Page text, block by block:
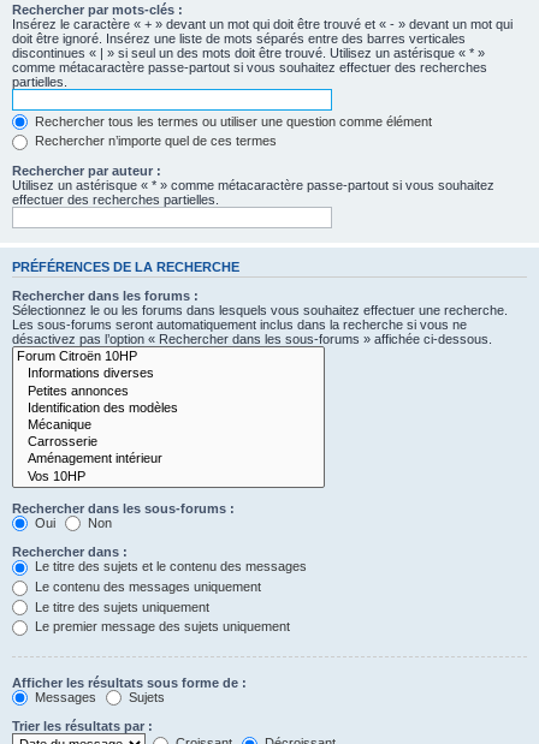
Rechercher par mots-clés :
Insérez le caractère « + » devant un mot qui doit être trouvé et « - » devant un mot qui
doit être ignoré. Insérez une liste de mots séparés entre des barres verticales
discontinues « | » si seul un des mots doit être trouvé. Utilisez un astérisque « * »
comme métacaractère passe-partout si vous souhaitez effectuer des recherches
partielles.
Rechercher tous les termes ou utiliser une question comme élément
Rechercher n’importe quel de ces termes
Rechercher par auteur :
Utilisez un astérisque « * » comme métacaractère passe-partout si vous souhaitez
effectuer des recherches partielles.
PRÉFÉRENCES DE LA RECHERCHE
Rechercher dans les forums :
Sélectionnez le ou les forums dans lesquels vous souhaitez effectuer une recherche.
Les sous-forums seront automatiquement inclus dans la recherche si vous ne
désactivez pas l’option « Rechercher dans les sous-forums » affichée ci-dessous.
Rechercher dans les sous-forums :
Oui
Non
Rechercher dans :
Le titre des sujets et le contenu des messages
Le contenu des messages uniquement
Le titre des sujets uniquement
Le premier message des sujets uniquement
Afficher les résultats sous forme de :
Messages
Sujets
Trier les résultats par :